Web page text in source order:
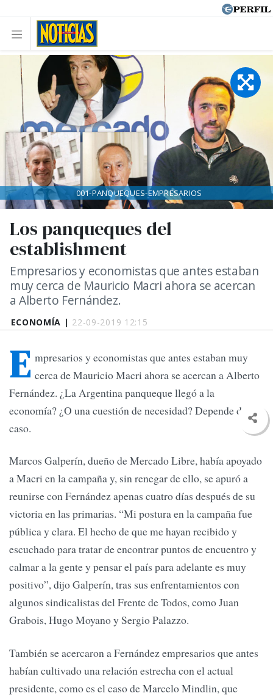
ECONOMÍA | 22-09-2019 12:15
Los panqueques del
establishment
Empresarios y economistas que antes estaban
muy cerca de Mauricio Macri ahora se acercan
a Alberto Fernández.
001-PANQUEQUES-EMPRESARIOS
E mpresarios y economistas que antes estaban muy
cerca de Mauricio Macri ahora se acercan a Alberto
Fernández. ¿La Argentina panqueque llegó a la
economía? ¿O una cuestión de necesidad? Depende del
caso.
Marcos Galperín, dueño de Mercado Libre, había apoyado
a Macri en la campaña y, sin renegar de ello, se apuró a
reunirse con Fernández apenas cuatro días después de su
victoria en las primarias. “Mi postura en la campaña fue
pública y clara. El hecho de que me hayan recibido y
escuchado para tratar de encontrar puntos de encuentro y
calmar a la gente y pensar el país para adelante es muy
positivo”, dijo Galperín, tras sus enfrentamientos con
algunos sindicalistas del Frente de Todos, como Juan
Grabois, Hugo Moyano y Sergio Palazzo.
También se acercaron a Fernández empresarios que antes
habían cultivado una relación estrecha con el actual
presidente, como es el caso de Marcelo Mindlin, que